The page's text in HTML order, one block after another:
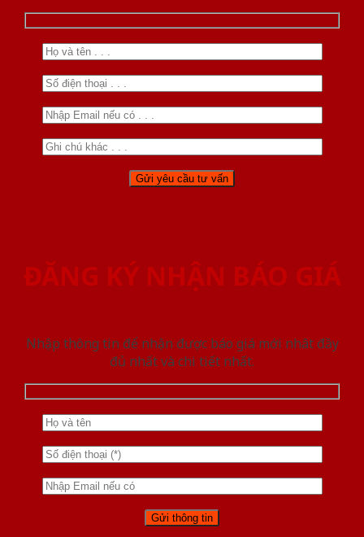
ĐĂNG KÝ NHẬN BÁO GIÁ
Nhập thông tin để nhận được báo giá mới nhât đầy
đủ nhất và chi tiết nhất.